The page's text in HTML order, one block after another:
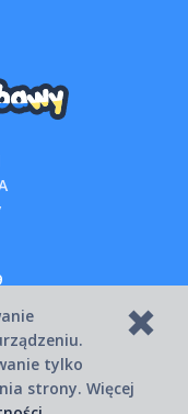
© 2007-2026 CzasZabawy.pl
tylko
strony. Więcej